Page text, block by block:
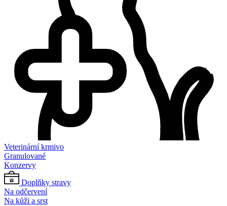
Veterinární krmivo
Granulované
Konzervy
Doplňky stravy
Na odčervení
Na kůži a srst